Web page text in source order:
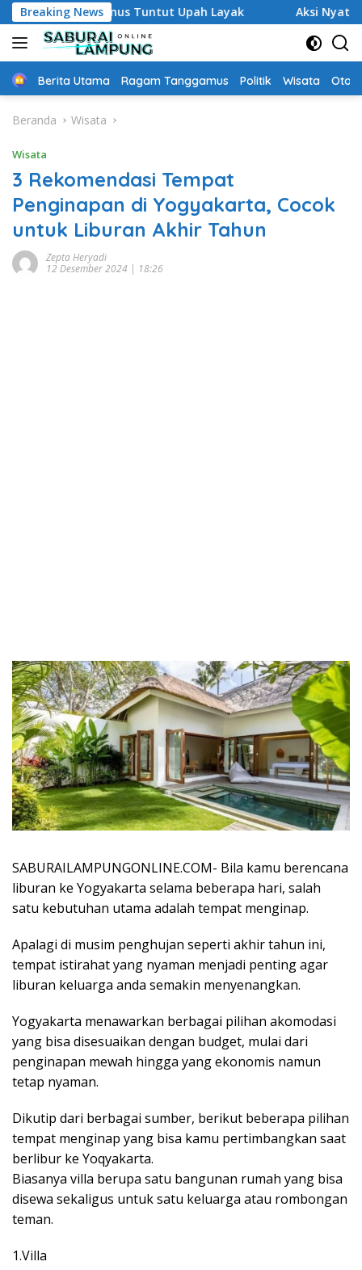
Langsung
ke
konten
Breaking News
Tanggamus Tuntut Upah Layak Aksi Nyata DPD MAI
Home
Berita Utama Ragam Tanggamus Politik Wisata Oto
Beranda Wisata
Wisata
3 Rekomendasi Tempat
Penginapan di Yogyakarta, Cocok
untuk Liburan Akhir Tahun
Zepta Heryadi
12 Desember 2024 | 18:26
SABURAILAMPUNGONLINE.COM- Bila kamu berencana
liburan ke Yogyakarta selama beberapa hari, salah
satu kebutuhan utama adalah tempat menginap.
Apalagi di musim penghujan seperti akhir tahun ini,
tempat istirahat yang nyaman menjadi penting agar
liburan keluarga anda semakin menyenangkan.
Yogyakarta menawarkan berbagai pilihan akomodasi
yang bisa disesuaikan dengan budget, mulai dari
penginapan mewah hingga yang ekonomis namun
tetap nyaman.
Dikutip dari berbagai sumber, berikut beberapa pilihan
tempat menginap yang bisa kamu pertimbangkan saat
berlibur ke Yoqyakarta.
Biasanya villa berupa satu bangunan rumah yang bisa
disewa sekaligus untuk satu keluarga atau rombongan
teman.
1.Villa